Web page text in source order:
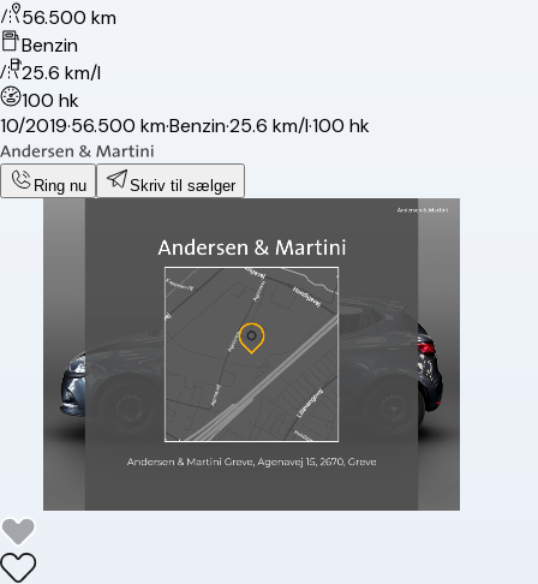
56.500 km
Benzin
25.6 km/l
100 hk
10/2019·56.500 km·Benzin·25.6 km/l·100 hk
Ring nu Skriv til sælger